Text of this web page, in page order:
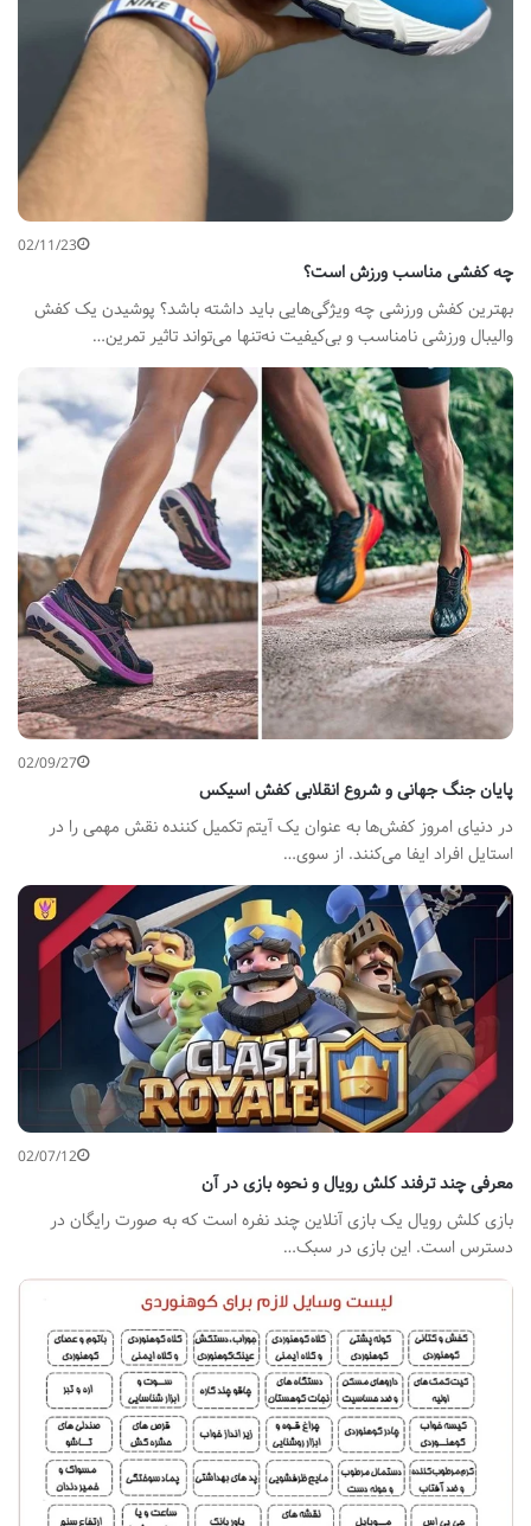
02/11/23
چه کفشی مناسب ورزش است؟
بهترین کفش ورزشی چه ویژگی‌هایی باید داشته باشد؟ پوشیدن یک کفش
والیبال ورزشی نامناسب و بی‌کیفیت نه‌تنها می‌تواند تاثیر تمرین…
02/09/27
پایان جنگ جهانی و شروع انقلابی کفش اسیکس
در دنیای امروز کفش‌ها به عنوان یک آیتم تکمیل‌‌ کننده نقش مهمی را در
استایل افراد ایفا می‌کنند. از سوی…
02/07/12
معرفی چند ترفند کلش رویال و نحوه بازی در آن
بازی کلش رویال یک بازی آنلاین چند نفره است که به صورت رایگان در
دسترس است. این بازی در سبک…